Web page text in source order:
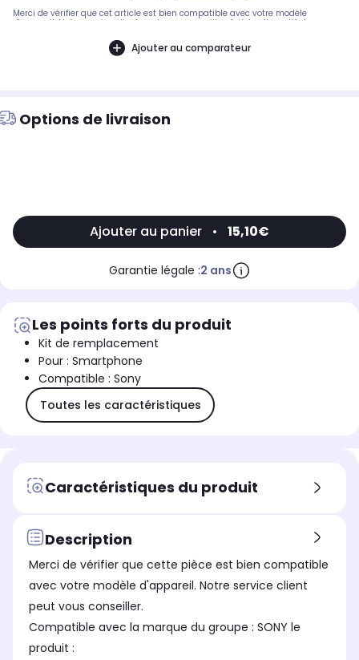
Merci de vérifier que cet article est bien compatible avec votre modèle
d'appareil. Notre service client peut vous conseiller. Article alternatif et
Nickel Metal -Hydride (Ni-MH), Rechargeable: oui, Contenu en quantité: 1,
Largeur: 11,3mm, Longueur: 45,9mm, Hauteur: 11,2mm.Pièce compatible avec les
Ajouter au comparateur
Options de livraison
Ajouter au panier • 15,10€
Garantie légale :2 ans
Les points forts du produit
Kit de remplacement
Pour : Smartphone
Compatible : Sony
Toutes les caractéristiques
Caractéristiques du produit
Description
Merci de vérifier que cette pièce est bien compatible
avec votre modèle d'appareil. Notre service client
peut vous conseiller.
Compatible avec la marque du groupe : SONY le
produit :